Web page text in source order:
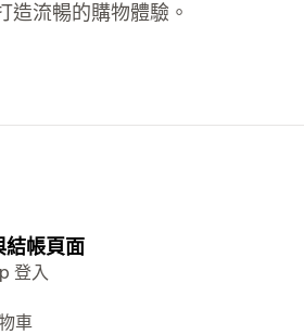
造流暢的購物體驗。
結帳頁面
登入
車